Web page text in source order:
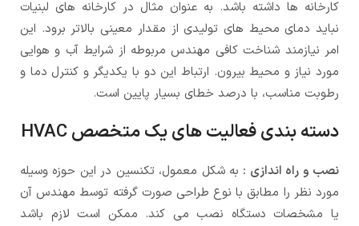
کارخانه ها داشته باشد. به عنوان مثال در کارخانه های لبنیات
نباید دمای محیط های تولیدی از مقدار معینی بالاتر برود. این
امر نیازمند شناخت کافی مهندس مربوطه از شرایط آب و هوایی
مورد نیاز و محیط بیرون. ارتباط این دو با یکدیگر و کنترل دما و
رطوبت مناسب، با درصد خطای بسیار پایین است.
دسته بندی فعالیت های یک متخصص HVAC
نصب و راه اندازی : به شکل معمول، تکنسین در این حوزه وسیله
مورد نظر را مطابق با نوع طراحی صورت گرفته توسط مهندس آن
یا مشخصات دستگاه نصب می کند. ممکن است لازم باشد